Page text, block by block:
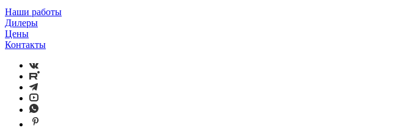
Наши работы
Дилеры
Цены
Контакты